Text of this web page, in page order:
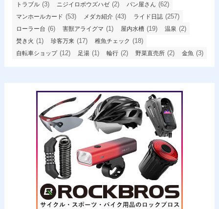
トラブル (3) ニジイロボウズハゼ (2) パン屋さん (62)
マンホールカード (53) メダカ紹介 (43) ライド日誌 (257)
ローラー台 (6) 害獣アライグマ (1) 屋内水槽 (19) 温泉 (2)
焚き火 (1) 珍客万来 (17) 稚魚チェック (18)
自転車ショップ(12) 足湯 (1) 輪行 (2) 野菜直売所 (2) 金魚 (3)